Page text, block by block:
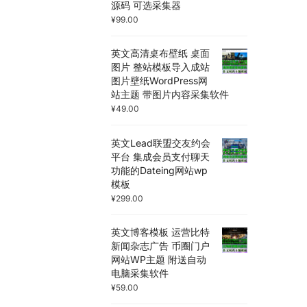
源码 可选采集器
¥99.00
英文高清桌布壁纸 桌面
图片 整站模板导入成站
图片壁纸WordPress网
站主题 带图片内容采集软件
¥49.00
英文Lead联盟交友约会
平台 集成会员支付聊天
功能的Dateing网站wp
模板
¥299.00
英文博客模板 运营比特
新闻杂志广告 币圈门户
网站WP主题 附送自动
电脑采集软件
¥59.00